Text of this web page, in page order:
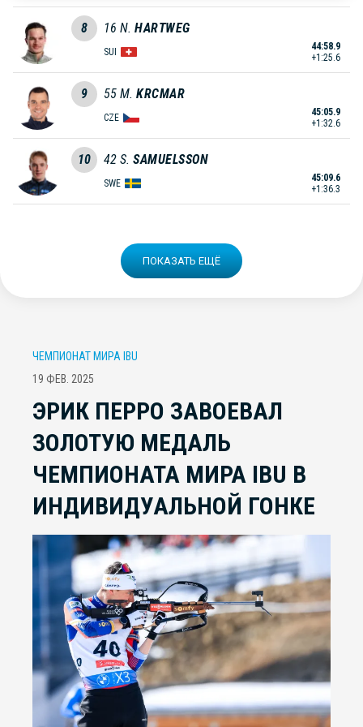
8 16 N. HARTWEG
SUI
44:58.9
+1:25.6
9 55 M. KRCMAR
CZE
45:05.9
+1:32.6
10 42 S. SAMUELSSON
SWE
45:09.6
+1:36.3
ПОКАЗАТЬ ЕЩЁ
ЧЕМПИОНАТ МИРА IBU
19 ФЕВ. 2025
ЭРИК ПЕРРО ЗАВОЕВАЛ
ЗОЛОТУЮ МЕДАЛЬ
ЧЕМПИОНАТА МИРА IBU В
ИНДИВИДУАЛЬНОЙ ГОНКЕ